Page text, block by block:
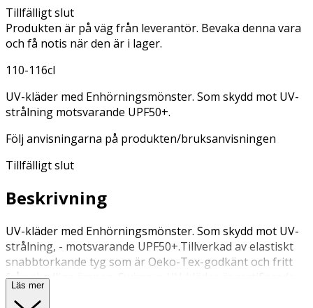
Tillfälligt slut
Produkten är på väg från leverantör. Bevaka denna vara
och få notis när den är i lager.
110-116cl
UV-kläder med Enhörningsmönster. Som skydd mot UV-
strålning motsvarande UPF50+.
Följ anvisningarna på produkten/bruksanvisningen
Tillfälligt slut
Beskrivning
UV-kläder med Enhörningsmönster. Som skydd mot UV-
strålning, - motsvarande UPF50+.Tillverkad av elastiskt
snabbtorkande tyg som är Oeko-Tex-godkänt och fritt
från skadliga ämnen. Swimpys UV-kläder är certifierade
enligt UV Standard 801, vilket garanterar bibehållet UV-
Läs mer